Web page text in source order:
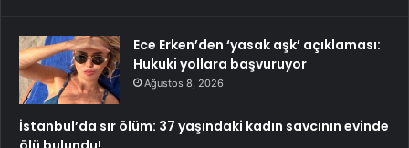
Ece Erken’den ‘yasak aşk’ açıklaması:
Hukuki yollara başvuruyor
Ağustos 8, 2026
İstanbul’da sır ölüm: 37 yaşındaki kadın savcının evinde